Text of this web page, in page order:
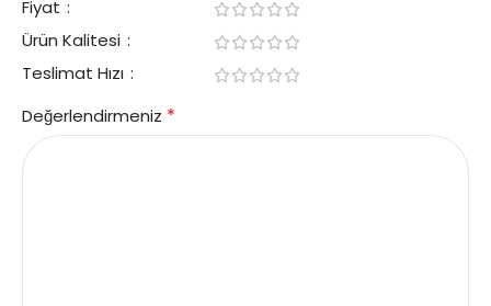
Fiyat
Ürün Kalitesi
Teslimat Hızı
Değerlendirmeniz *